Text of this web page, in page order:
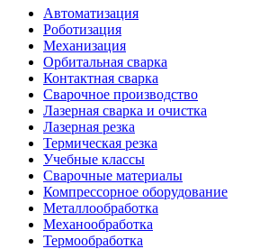
Автоматизация
Роботизация
Механизация
Орбитальная сварка
Контактная сварка
Сварочное производство
Лазерная сварка и очистка
Лазерная резка
Термическая резка
Учебные классы
Сварочные материалы
Компрессорное оборудование
Металлообработка
Механообработка
Термообработка